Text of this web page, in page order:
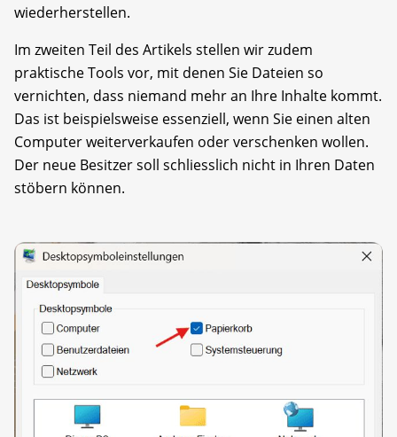
wiederherstellen.
Im zweiten Teil des Artikels stellen wir zudem
praktische Tools vor, mit denen Sie Dateien so
vernichten, dass niemand mehr an Ihre Inhalte kommt.
Das ist beispielsweise essenziell, wenn Sie einen alten
Computer weiterverkaufen oder verschenken wollen.
Der neue Besitzer soll schliesslich nicht in Ihren Daten
stöbern können.